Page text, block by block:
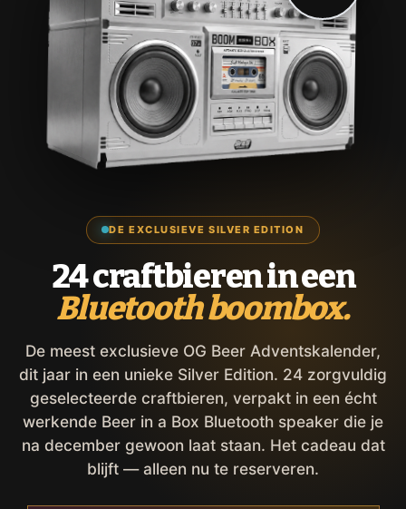
DE EXCLUSIEVE SILVER EDITION
24 craftbieren in een
Bluetooth boombox.
De meest exclusieve OG Beer Adventskalender,
dit jaar in een unieke Silver Edition. 24 zorgvuldig
geselecteerde craftbieren, verpakt in een écht
werkende Beer in a Box Bluetooth speaker die je
na december gewoon laat staan. Het cadeau dat
blijft — alleen nu te reserveren.